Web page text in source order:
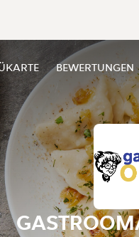
BEWERTUNGEN